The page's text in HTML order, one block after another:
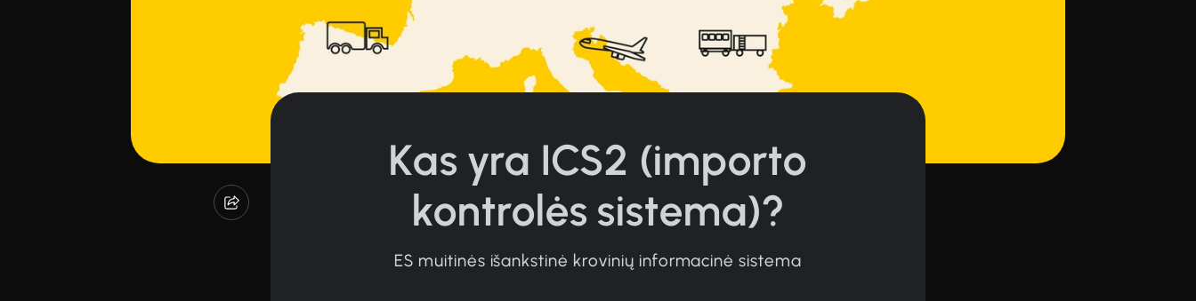
Kas yra ICS2 (importo
kontrolės sistema)?
ES muitinės išankstinė krovinių informacinė sistema